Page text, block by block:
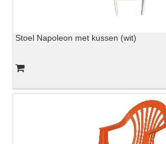
Stoel Napoleon met kussen (wit)